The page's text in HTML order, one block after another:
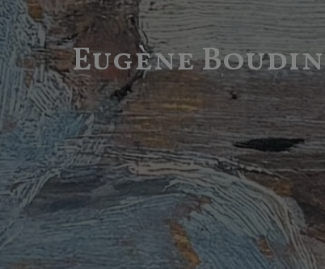
Eugène Boudin